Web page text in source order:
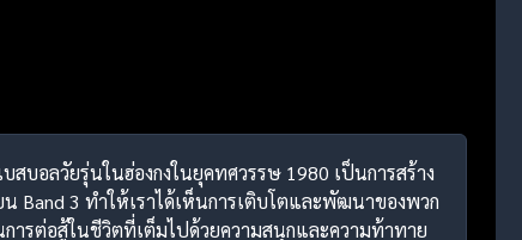
สบอลวัยรุ่นในฮ่องกงในยุคทศวรรษ 1980 เป็นการสร้าง
Band 3 ทำให้เราได้เห็นการเติบโตและพัฒนาของพวก
ารต่อสู้ในชีวิตที่เต็มไปด้วยความสนุกและความท้าทาย